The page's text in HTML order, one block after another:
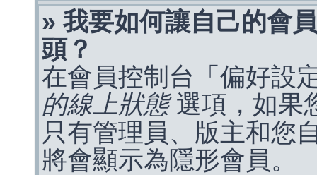
» 我要如何讓自己的會
頭？
在會員控制台「偏好設
的線上狀態選項，如果
只有管理員、版主和您
將會顯示為隱形會員。